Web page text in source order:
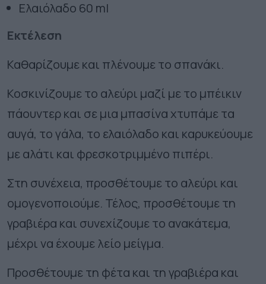
Ελαιόλαδο 60 ml
Εκτέλεση
Καθαρίζουμε και πλένουμε το σπανάκι.
Κοσκινίζουμε το αλεύρι μαζί με το μπέικιν
πάουντερ και σε μια μπασίνα χτυπάμε τα
αυγά, το γάλα, το ελαιόλαδο και καρυκεύουμε
με αλάτι και φρεσκοτριμμένο πιπέρι.
Στη συνέχεια, προσθέτουμε το αλεύρι και
ομογενοποιούμε. Τέλος, προσθέτουμε τη
γραβιέρα και συνεχίζουμε το ανακάτεμα,
μέχρι να έχουμε λείο μείγμα.
Προσθέτουμε τη φέτα και τη γραβιέρα και